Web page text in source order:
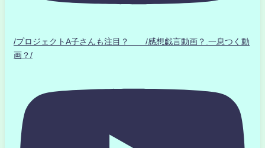
/プロジェクトA子さんも注目？ /感想戯言動画？.一息つく動
画？/